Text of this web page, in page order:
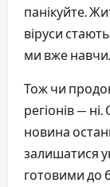
панікуйте.
віруси
ми вже
Тож чи
регіонів —
новина
залишатися
готовими до